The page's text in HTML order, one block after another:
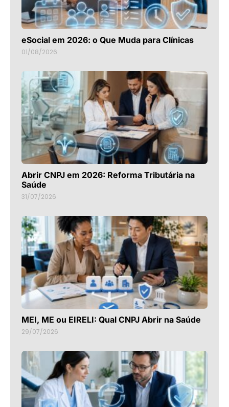
eSocial em 2026: o Que Muda para Clínicas
01/08/2026
Abrir CNPJ em 2026: Reforma Tributária na
Saúde
31/07/2026
MEI, ME ou EIRELI: Qual CNPJ Abrir na Saúde
29/07/2026